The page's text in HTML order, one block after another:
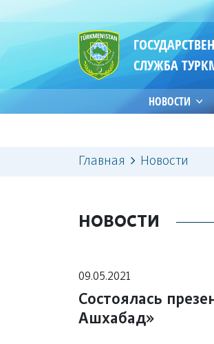
СЛУЖБА
НОВОСТИ
Главная Новости
НОВОСТИ
09.05.2021
Состоялась
Ашхабад»